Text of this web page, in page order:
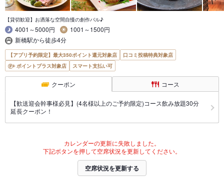
【貸切歓迎】お洒落な空間自慢の創作バル♪
4001～5000円
1001～1500円
新橋駅から徒歩4分
【アプリ予約限定】最大350ポイント還元対象店
口コミ投稿特典対象店
ポイントプラス対象店
スマート支払い可
クーポン コース
【歓送迎会幹事様必見】(4名様以上のご予約限定)コース飲み放題30分
延長クーポン！
カレンダーの更新に失敗しました。
下記ボタンを押して空席状況を更新してください。
空席状況を更新する